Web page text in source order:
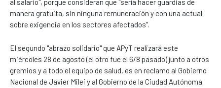
al salario", porque consideran que "sería hacer guardias de
manera gratuita, sin ninguna remuneración y con una actual
sobre exigencia en los sectores afectados".
El segundo "abrazo solidario" que APyT realizará este
miércoles 28 de agosto (el otro fue el 6/8 pasado) junto a otros
gremios y a todo el equipo de salud, es en reclamo al Gobierno
Nacional de Javier Milei y al Gobierno de la Ciudad Autónoma